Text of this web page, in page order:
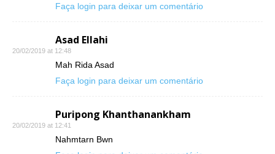
Faça login para deixar um comentário
Asad Ellahi
20/02/2019 at 12:48
Mah Rida Asad
Faça login para deixar um comentário
Puripong Khanthanankham
20/02/2019 at 12:41
Nahmtarn Bwn